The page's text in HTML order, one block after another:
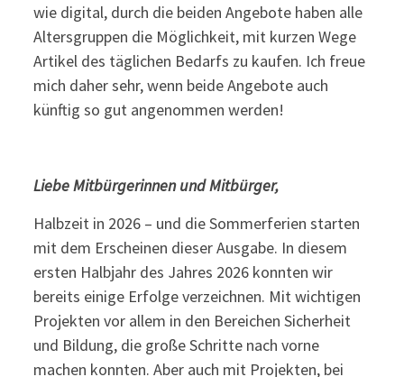
wie digital, durch die beiden Angebote haben alle
Altersgruppen die Möglichkeit, mit kurzen Wege
Artikel des täglichen Bedarfs zu kaufen. Ich freue
mich daher sehr, wenn beide Angebote auch
künftig so gut angenommen werden!
Liebe Mitbürgerinnen und Mitbürger,
Halbzeit in 2026 – und die Sommerferien starten
mit dem Erscheinen dieser Ausgabe. In diesem
ersten Halbjahr des Jahres 2026 konnten wir
bereits einige Erfolge verzeichnen. Mit wichtigen
Projekten vor allem in den Bereichen Sicherheit
und Bildung, die große Schritte nach vorne
machen konnten. Aber auch mit Projekten, bei